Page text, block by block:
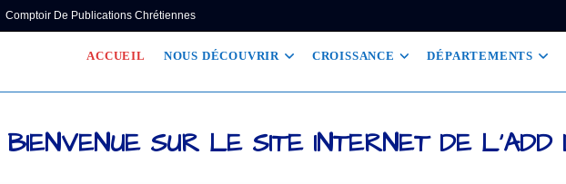
Comptoir De Publications Chrétiennes
ACCUEIL NOUS DÉCOUVRIR CROISSANCE DÉPARTEMENTS
BIENVENUE SUR LE SITE INTERNET DE L'ADD